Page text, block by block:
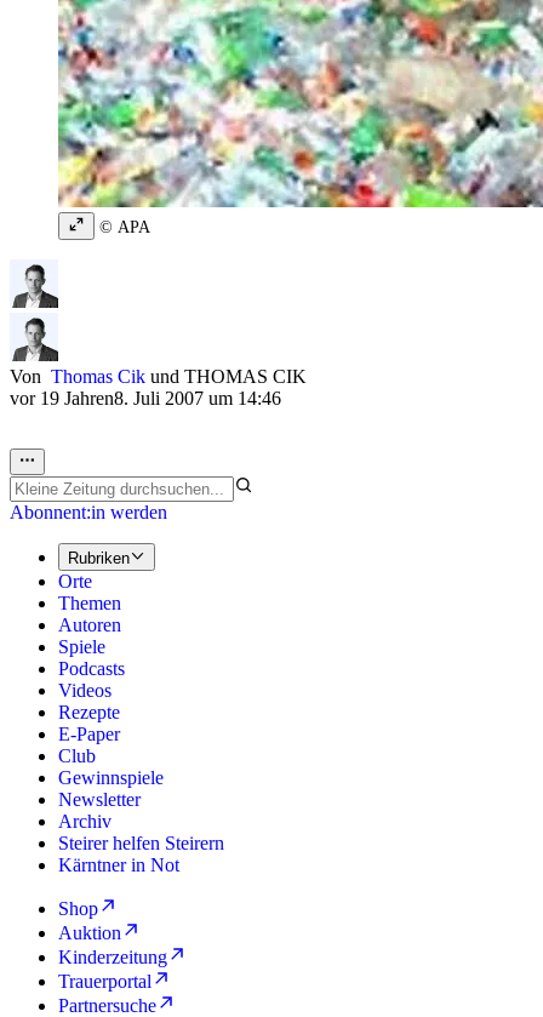
© APA
Von Thomas Cik und THOMAS CIK
vor 19 Jahren8. Juli 2007 um 14:46
Abonnent:in werden
Rubriken
Orte
Themen
Autoren
Spiele
Podcasts
Videos
Rezepte
E-Paper
Club
Gewinnspiele
Newsletter
Archiv
Steirer helfen Steirern
Kärntner in Not
Shop
Auktion
Kinderzeitung
Trauerportal
Partnersuche